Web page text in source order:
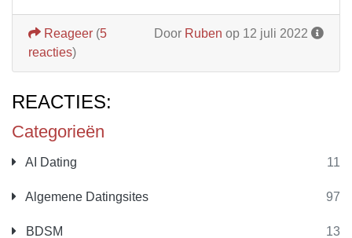
Categorieën
AI Dating 11
Algemene Datingsites 97
BDSM 13
Door Ruben op 12 juli 2022
Reageer (5
reacties)
REACTIES: